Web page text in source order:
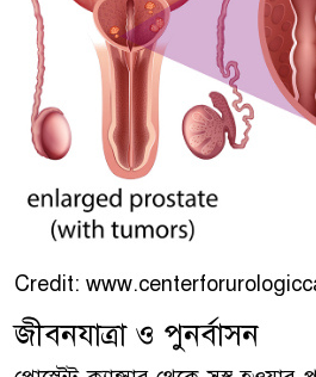
Credit:
জীবনযাত্রা ও পুনর্বাসন